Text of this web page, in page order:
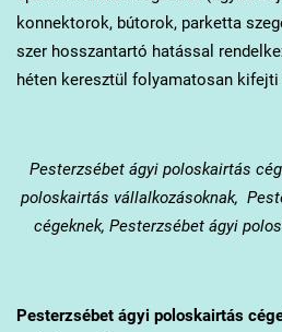
konnektorok, bútorok, parketta
szer hosszantartó hatással
héten keresztül folyamatosan kifejti
Pesterzsébet ágyi poloskairtás
poloskairtás vállalkozásoknak,
cégeknek, Pesterzsébet ágyi
Pesterzsébetágyi poloskairtás